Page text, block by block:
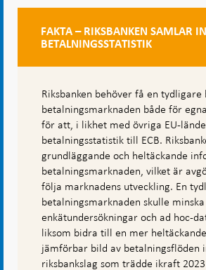
FAKTA – RIKSBANKEN SAMLAR
BETALNINGSSTATISTIK
Riksbanken behöver få en tydligare
betalningsmarknaden både för
för att, i likhet med övriga EU-
betalningsstatistik till ECB.
grundläggande och heltäckande
betalningsmarknaden, vilket är
följa marknadens utveckling. En
betalningsmarknaden skulle
enkätundersökningar och ad hoc-
liksom bidra till en mer
jämförbar bild av betalningsflöden
riksbankslag som trädde ikraft